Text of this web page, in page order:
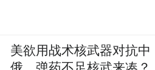
美欲用战术核武器对抗中